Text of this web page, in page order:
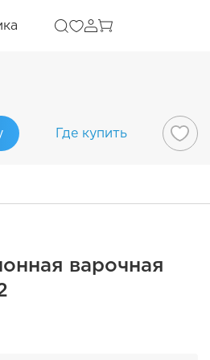
Где купить
варочная